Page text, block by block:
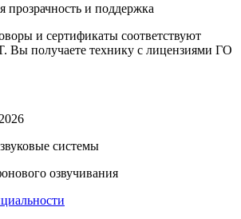
прозрачность и поддержка
и сертификаты соответствуют
Вы получаете технику с лицензиями ГО
системы
озвучивания